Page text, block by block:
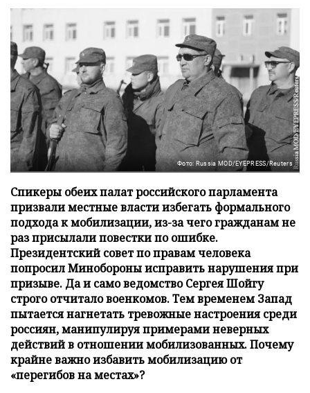
Фото: Russia MOD/EYEPRESS/Reuters
Спикеры обеих палат российского парламента
призвали местные власти избегать формального
подхода к мобилизации, из-за чего гражданам не
раз присылали повестки по ошибке.
Президентский совет по правам человека
попросил Минобороны исправить нарушения при
призыве. Да и само ведомство Сергея Шойгу
строго отчитало военкомов. Тем временем Запад
пытается нагнетать тревожные настроения среди
россиян, манипулируя примерами неверных
действий в отношении мобилизованных. Почему
крайне важно избавить мобилизацию от
«перегибов на местах»?